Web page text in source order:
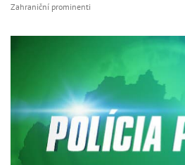
Zahraniční prominenti